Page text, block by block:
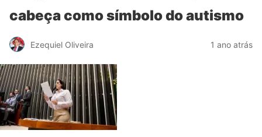
cabeça como símbolo do autismo
Ezequiel Oliveira 1 ano atrás